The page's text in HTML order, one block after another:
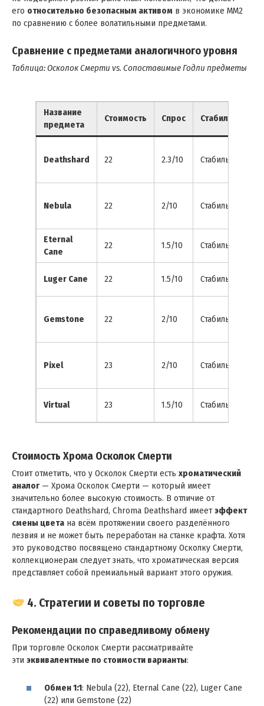
его относительно безопасным активом в экономике MM2
по сравнению с более волатильными предметами.
Сравнение с предметами аналогичного уровня
Таблица: Осколок Смерти vs. Сопоставимые Годли предметы
Название
предмета
Стоимость Спрос Стабильность
Deathshard 22 2.3/10 Стабильный
Nebula 22 2/10 Стабильный
Eternal
Cane
22 1.5/10 Стабильный
Luger Cane 22 1.5/10 Стабильный
Gemstone 22 2/10 Стабильный
Pixel 23 2/10 Стабильный
Virtual 23 1.5/10 Стабильный
Стоимость Хрома Осколок Смерти
Стоит отметить, что у Осколок Смерти есть хроматический
аналог— Хрома Осколок Смерти — который имеет
значительно более высокую стоимость. В отличие от
стандартного Deathshard, Chroma Deathshard имеетэффект
смены цвета на всём протяжении своего разделённого
лезвия и не может быть переработан на станке крафта. Хотя
это руководство посвящено стандартному Осколку Смерти,
коллекционерам следует знать, что хроматическая версия
представляет собой премиальный вариант этого оружия.
4. Стратегии и советы по торговле
Рекомендации по справедливому обмену
При торговле Осколок Смерти рассматривайте
эти эквивалентные по стоимости варианты:
Обмен 1:1: Nebula (22), Eternal Cane (22), Luger Cane
(22) или Gemstone (22)